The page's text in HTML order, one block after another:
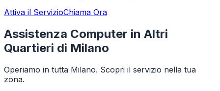
Attiva il ServizioChiama Ora
Assistenza Computer in Altri
Quartieri di Milano
Operiamo in tutta Milano. Scopri il servizio nella tua
zona.